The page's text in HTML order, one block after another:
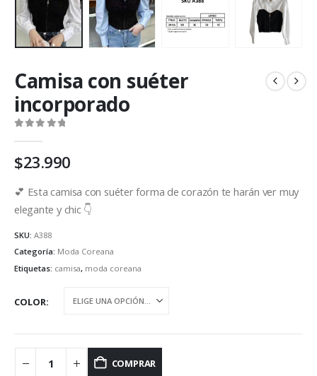
Camisa con suéter
incorporado
$23.990
💕 Esta camisa con suéter forma de corazón te harán ver muy
elegante y chic 👇
SKU: A388
Categoría: Moda Coreana
Etiquetas: camisa, moda coreana
COLOR
COMPRAR